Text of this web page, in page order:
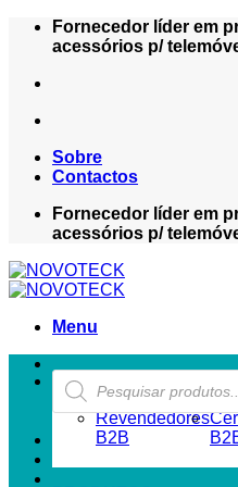
Skip
Fornecedor líder em
acessórios p/
Sobre
Contactos
Fornecedor líder em
acessórios p/
Menu
Products
search
ZONA REVENDEDOR-
Revendedores
B2B